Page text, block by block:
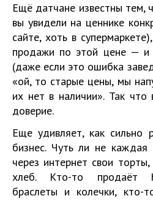
Ещё датчане известны тем,
вы увидели на ценнике
сайте, хоть в
продажи по этой цене —
(даже если это ошибка
«ой, то старые цены, мы
их нет в наличии». Так
доверие.
Еще удивляет, как сильно
бизнес. Чуть ли не каждая
через интернет свои
хлеб. Кто-то продаёт
браслеты и колечки, кто-